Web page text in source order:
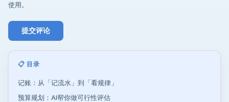
使用。
📋 目录
记账：从「记流水」到「看规律」
预算规划：AI帮你做可行性评估